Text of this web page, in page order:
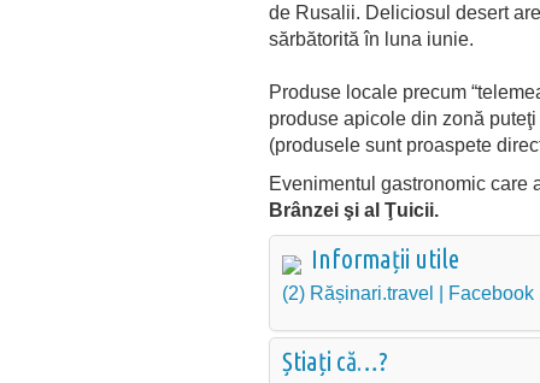
de Rusalii. Deliciosul desert
sărbătorită în luna iunie.
Produse locale precum
produse apicole din zonă
(produsele sunt proaspete
Evenimentul gastronomic care
Brânzei şi al Ţuicii.
Informații utile
(2) Rășinari.travel | Facebook
Știați că…?